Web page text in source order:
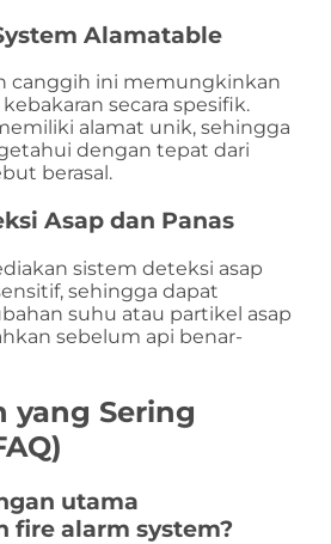
Alamatable
canggih ini memungkinkan
secara spesifik.
alamat unik, sehingga
dengan tepat dari
berasal.
Asap dan Panas
sistem deteksi asap
sehingga dapat
suhu atau partikel asap
sebelum api benar-
yang Sering
utama
fire alarm system?